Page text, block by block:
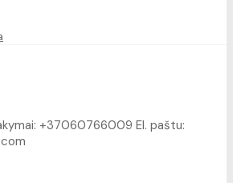
+37060766009 El. paštu: